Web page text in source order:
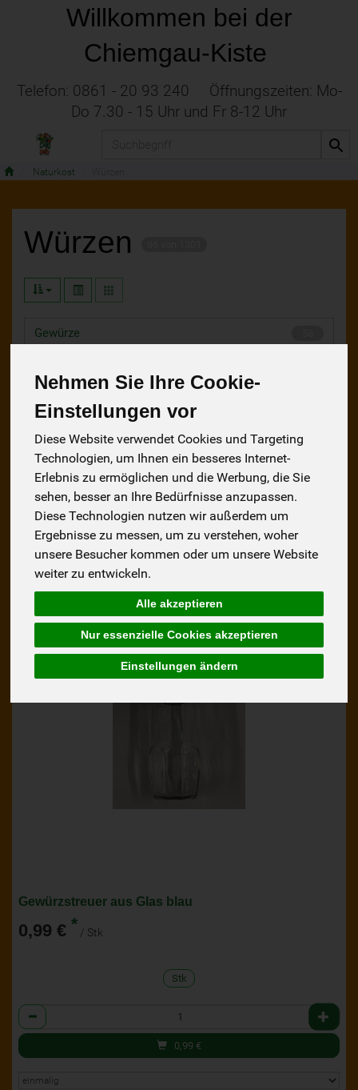
Nehmen Sie Ihre Cookie-
Einstellungen vor
Diese Website verwendet Cookies und Targeting
Technologien, um Ihnen ein besseres Internet-
Erlebnis zu ermöglichen und die Werbung, die Sie
sehen, besser an Ihre Bedürfnisse anzupassen.
Diese Technologien nutzen wir außerdem um
Ergebnisse zu messen, um zu verstehen, woher
unsere Besucher kommen oder um unsere Website
weiter zu entwickeln.
Alle akzeptieren
Nur essenzielle Cookies akzeptieren
Einstellungen ändern
Willkommen bei der
Chiemgau-Kiste
Telefon: 0861 - 20 93 240 Öffnungszeiten: Mo-
Do 7.30 - 15 Uhr und Fr 8-12 Uhr
Naturkost
Würzen
Gewürze
Salz
Hersteller Ernährung Allergene
Gewürzstreuer aus Glas blau
0,99 € * / Stk
Stk
Anzahl
0,99 €